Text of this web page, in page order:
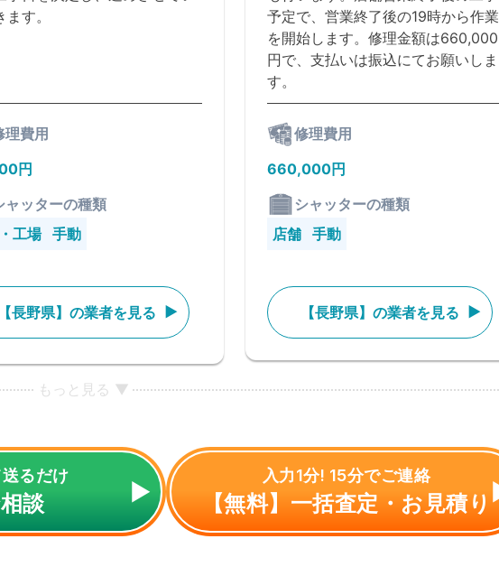
す。
理費用
円
ャッターの種類
工場 手動
長野県】の業者を見る
予定で、営業終了後の19時から作業
を開始します。修理金額は660,000
円で、支払いは振込にてお願いしま
す。
修理費用
660,000円
シャッターの種類
店舗 手動
【長野県】の業者を見る
もっと見る ▼
るだけ
談
入力1分! 15分でご連絡
【無料】一括査定・お見積り